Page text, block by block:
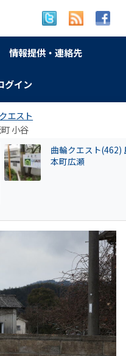
情報提供・連絡先
グイン
エスト
小谷
広澤克実氏が新社
「安倍元首相暗殺